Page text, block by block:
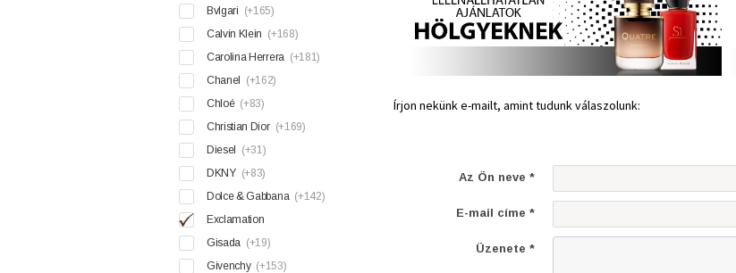
Bvlgari (+165)
Calvin Klein (+168)
Carolina Herrera (+181)
Chanel
(+162)
Chloé (+83)
Christian Dior (+169)
Diesel
(+31)
DKNY (+83)
Dolce & Gabbana (+142)
Exclamation
Gisada (+19)
Givenchy (+153)
Írjon nekünk e-mailt, amint tudunk válaszolunk:
Az Ön neve *
E-mail címe *
Üzenete *